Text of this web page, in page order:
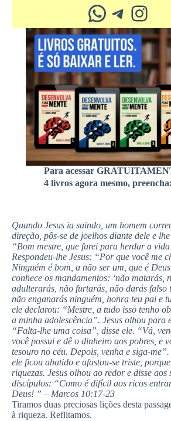
Whatsapp Telegram Instagram
Para acessar
4 livros agora mesmo,
Quando Jesus ia saindo, um homem
direção, pôs-se de joelhos diante dele e
“Bom mestre, que farei para herdar a
Respondeu-lhe Jesus: “Por que você me
Ninguém é bom, a não ser um, que é
conhece os mandamentos: ‘não matarás,
adulterarás, não furtarás, não darás falso
não enganarás ninguém, honra teu pai e
ele declarou: “Mestre, a tudo isso tenho
a minha adolescência”. Jesus olhou para
“Falta-lhe uma coisa”, disse ele. “Vá,
você possui e dê o dinheiro aos pobres, e
tesouro no céu. Depois, venha e siga-
ele ficou abatido e afastou-se triste,
riquezas. Jesus olhou ao redor e disse aos
discípulos: “Como é difícil aos ricos
Deus! ” – Marcos 10:17-23
Tiramos duas preciosas lições desta
à riqueza. Reflitamos.